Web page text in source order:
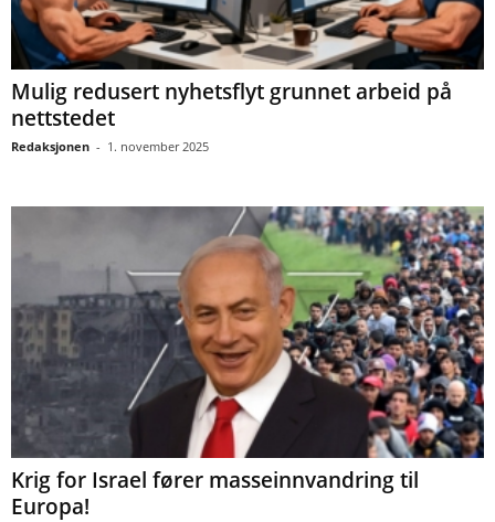
Mulig redusert nyhetsflyt grunnet arbeid på
nettstedet
Redaksjonen - 1. november 2025
Krig for Israel fører masseinnvandring til
Europa!